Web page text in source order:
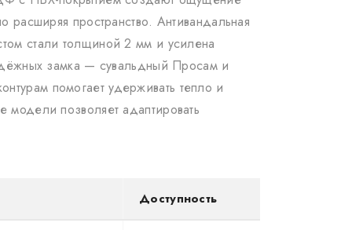
пространство. Антивандальная
стали толщиной 2 мм и усилена
замка — сувальдный Просам и
помогает удерживать тепло и
позволяет адаптировать
Доступность